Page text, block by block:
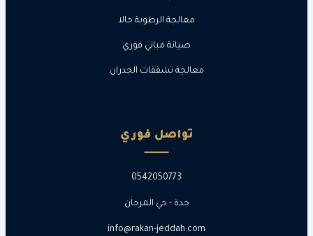
معالجة الرطوبة حالا
صيانة مباني فوري
معالجة تشققات الجدران
تواصل فوري
جدة - حي المرجان
info@rakan-jeddah.com